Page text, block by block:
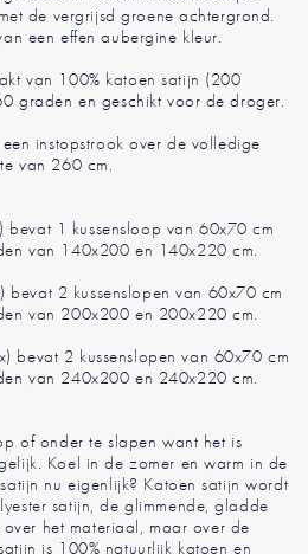
de vergrijsd groene achtergrond.
een effen aubergine kleur.
van 100% katoen satijn (200
graden en geschikt voor de droger.
instopstrook over de volledige
van 260 cm.
1 kussensloop van 60x70 cm
van 140x200 en 140x220 cm.
2 kussenslopen van 60x70 cm
van 200x200 en 200x220 cm.
bevat 2 kussenslopen van 60x70 cm
van 240x200 en 240x220 cm.
of onder te slapen want het is
Koel in de zomer en warm in de
nu eigenlijk? Katoen satijn wordt
satijn, de glimmende, gladde
het materiaal, maar over de
is 100% natuurlijk katoen en